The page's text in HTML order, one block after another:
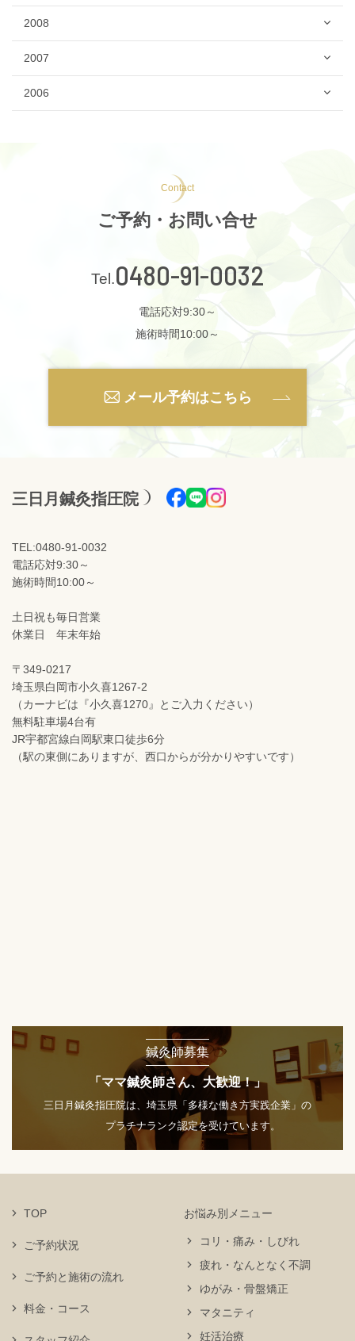
2008
2007
2006
Contact
ご予約・お問い合せ
0480-91-0032
電話応対9:30～
施術時間10:00～
メール予約はこちら
三日月鍼灸指圧院
TEL:0480-91-0032
電話応対9:30～
施術時間10:00～
土日祝も毎日営業
休業日 年末年始
〒349-0217
埼玉県白岡市小久喜1267-2
（カーナビは『小久喜1270』とご入力ください）
無料駐車場4台有
JR宇都宮線白岡駅東口徒歩6分
（駅の東側にありますが、西口からが分かりやすいです）
鍼灸師募集
「ママ鍼灸師さん、大歓迎！」
三日月鍼灸指圧院は、埼玉県「多様な働き方実践企業」の
プラチナランク認定を受けています。
TOP
ご予約状況
お悩み別メニュー
コリ・痛み・しびれ
疲れ・なんとなく不調
ゆがみ・骨盤矯正
マタニティ
妊活治療
ご予約と施術の流れ
料金・コース